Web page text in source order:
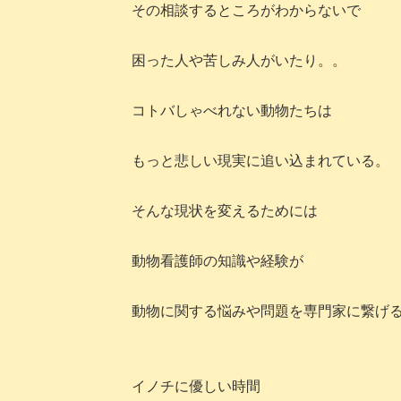
その相談するところがわからないで
困った人や苦しみ人がいたり。。
コトバしゃべれない動物たちは
もっと悲しい現実に追い込まれている。
そんな現状を変えるためには
動物看護師の知識や経験が
動物に関する悩みや問題を専門家に繋げ
イノチに優しい時間